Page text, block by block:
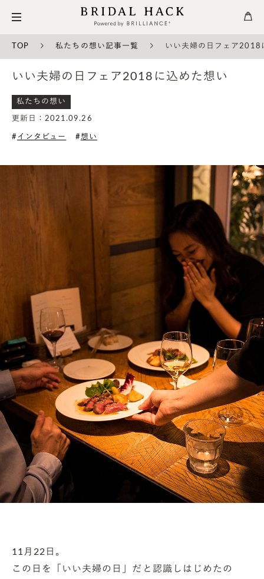
TOP 私たちの想い記事一覧 いい夫婦の日フェア2018
いい夫婦の日フェア2018に込めた想い
私たちの想い
更新日：2021.09.26
インタビュー 想い
11月22日。
この日を「いい夫婦の日」だと認識しはじめたの